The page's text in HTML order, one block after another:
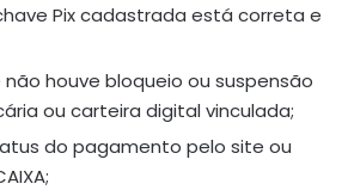
Pix cadastrada está correta e
houve bloqueio ou suspensão
ou carteira digital vinculada;
do pagamento pelo site ou